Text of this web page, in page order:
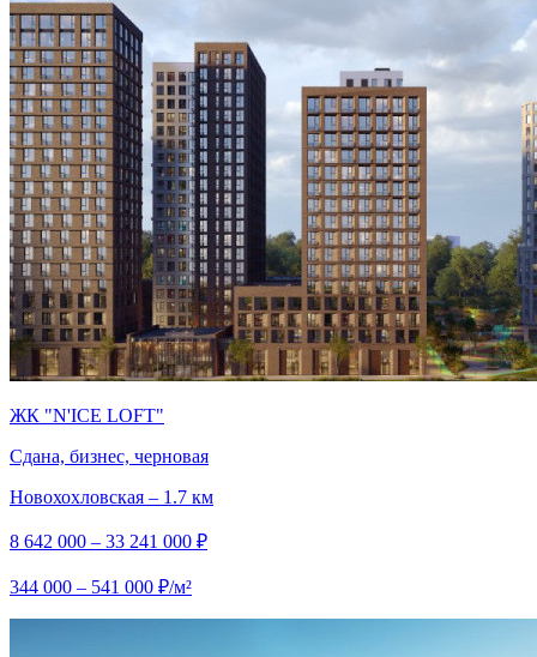
ЖК "N'ICE LOFT"
Сдана, бизнес, черновая
Новохохловская – 1.7 км
8 642 000 – 33 241 000 ₽
344 000 – 541 000 ₽/м²